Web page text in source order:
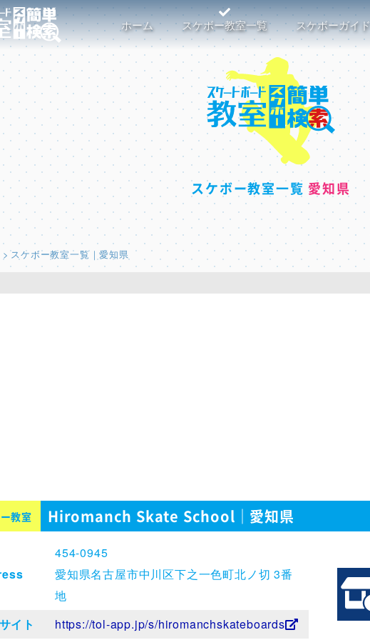
ホーム スケボー教室一覧 スケボーガイド
スケボー教室一覧 愛知県
スケボー教室一覧｜愛知県
教室 Hiromanch Skate School｜愛知県
454-0945
愛知県名古屋市中川区下之一色町北ノ切 3番
地
イト
https://tol-app.jp/s/hiromanchskateboards